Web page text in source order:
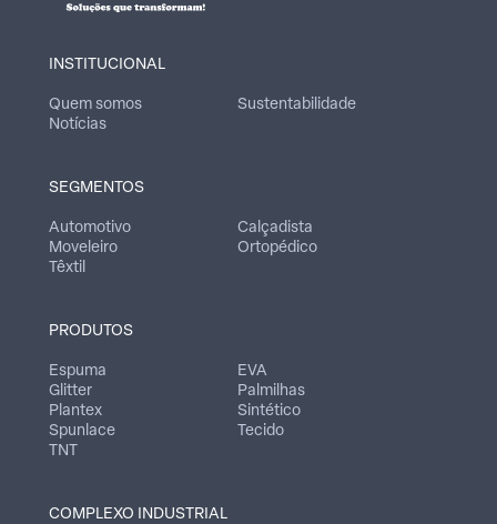
INSTITUCIONAL
Quem somos
Sustentabilidade
Notícias
SEGMENTOS
Automotivo
Calçadista
Moveleiro
Ortopédico
Têxtil
PRODUTOS
Espuma
EVA
Glitter
Palmilhas
Plantex
Sintético
Spunlace
Tecido
TNT
COMPLEXO INDUSTRIAL